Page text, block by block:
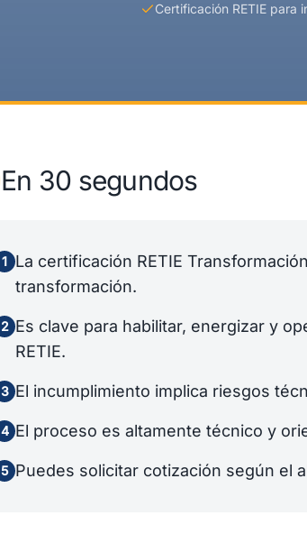
Certificación RETIE para
En 30 segundos
1 La certificación RETIE
transformación.
2 Es clave para habilitar, energizar y
RETIE.
3 El incumplimiento implica riesgos
4 El proceso es altamente técnico y
5 Puedes solicitar cotización según el